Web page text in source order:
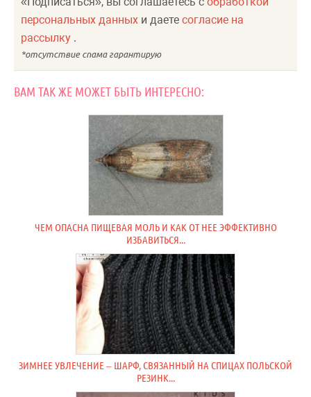
персональных данных и даете согласие на
рассылку .
ВАМ ТАК ЖЕ МОЖЕТ БЫТЬ ИНТЕРЕСНО:
ЧЕМ ОПАСНА ПИЩЕВАЯ МОЛЬ И КАК ОТ НЕЕ ЭФФЕКТИВНО
ИЗБАВИТЬСЯ...
ЗИМНЕЕ УВЛЕЧЕНИЕ – ШАРФ, СВЯЗАННЫЙ НА СПИЦАХ ПОЛЬСКОЙ
РЕЗИНК...